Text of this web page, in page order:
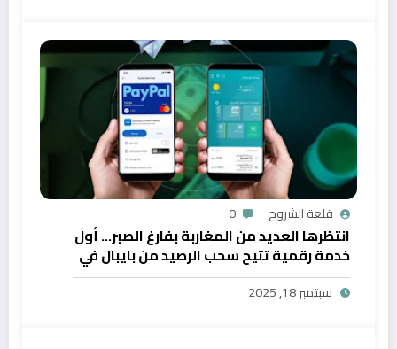
قلعة الشروح 0
انتظرها العديد من المغاربة بفارغ الصبر… أول
خدمة رقمية تتيح سحب الرصيد من بايبال في
المغرب
سبتمبر 18, 2025